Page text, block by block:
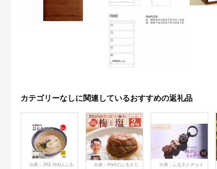
カテゴリーなしに関連しているおすすめの返礼品
出典：JRE MALLふる
出典：ANAのふるさと
出典：ふるさとチョイ